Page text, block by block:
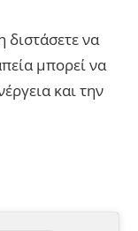
διστάσετε να
μπορεί να
και την